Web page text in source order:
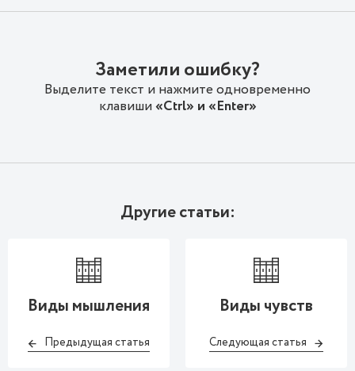
Заметили ошибку?
Выделите текст и нажмите одновременно
клавиши«Ctrl» и «Enter»
Другие статьи:
Виды мышления
Предыдущая статья
Виды чувств
Следующая статья